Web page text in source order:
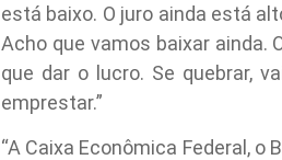
está baixo. O juro ainda está
Acho que vamos baixar ainda.
que dar o lucro. Se quebrar,
emprestar.”
“A Caixa Econômica Federal, o